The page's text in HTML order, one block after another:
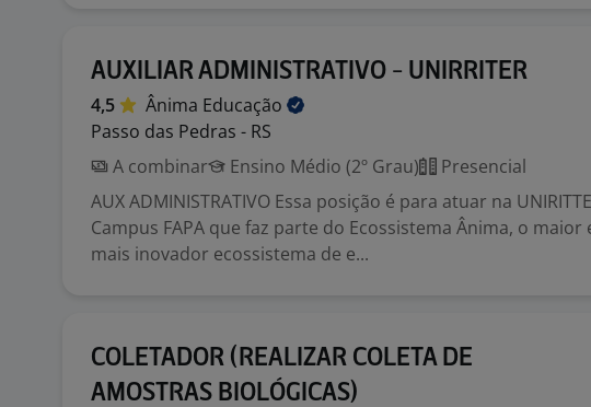
AUXILIAR ADMINISTRATIVO - UNIRRITER
4,5 Ânima Educação
Passo das Pedras - RS
A combinar
Ensino Médio (2º Grau)
Presencial
AUX ADMINISTRATIVO Essa posição é para atuar na
Campus FAPA que faz parte do Ecossistema Ânima, o maior
mais inovador ecossistema de e...
COLETADOR (REALIZAR COLETA DE
AMOSTRAS BIOLÓGICAS)